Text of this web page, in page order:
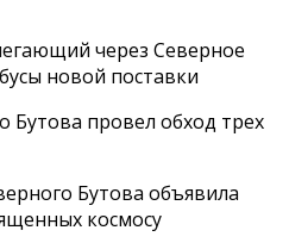
через Северное
новой поставки
Бутова провел обход трех
Бутова объявила
космосу